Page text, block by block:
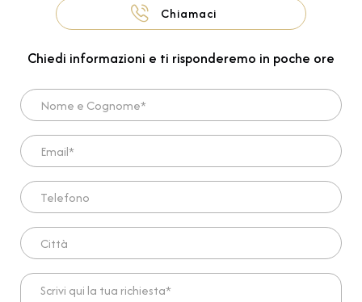
Chiamaci
Chiedi informazioni e ti risponderemo in poche ore
Nome e Cognome*
Email*
Telefono
Città
Scrivi qui la tua richiesta*